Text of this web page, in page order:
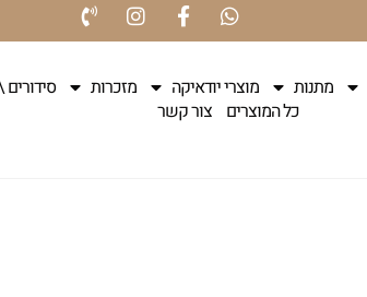
מתנות מוצרי יודאיקה מזכרות
כל המוצרים צור קשר